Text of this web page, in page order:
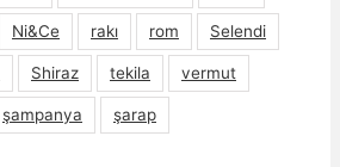
Ni&Ce rakı rom Selendi
Shiraz tekila vermut
şampanya şarap